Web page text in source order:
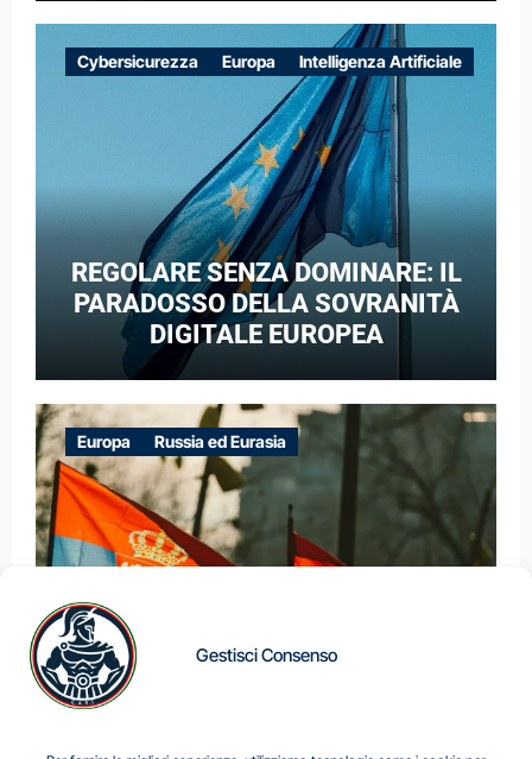
Gestisci Consenso
CASO DELLE RETI ELETTRICHE
EUROPEE NEL CONTESTO DELLA
GUERRA IBRIDA
Cybersicurezza Europa Intelligenza Artificiale
REGOLARE SENZA DOMINARE: IL
PARADOSSO DELLA SOVRANITÀ
DIGITALE EUROPEA
Europa Russia ed Eurasia